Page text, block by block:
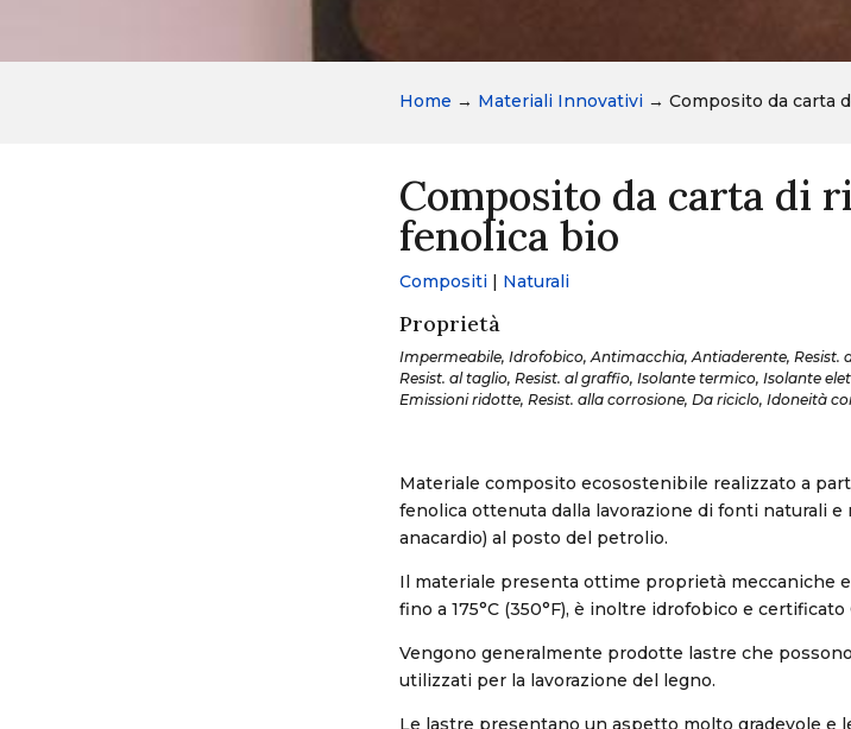
Home → Materiali Innovativi → Composito da carta
Composito da carta di
fenolica bio
Compositi | Naturali
Proprietà
Impermeabile, Idrofobico, Antimacchia, Antiaderente, Resist.
Resist. al taglio, Resist. al graffio, Isolante termico, Isolante
Emissioni ridotte, Resist. alla corrosione, Da riciclo, Idoneità
Materiale composito ecosostenibile realizzato a
fenolica ottenuta dalla lavorazione di fonti naturali
anacardio) al posto del petrolio.
Il materiale presenta ottime proprietà meccaniche
fino a 175°C (350°F), è inoltre idrofobico e
Vengono generalmente prodotte lastre che
utilizzati per la lavorazione del legno.
Le lastre presentano un aspetto molto gradevole e